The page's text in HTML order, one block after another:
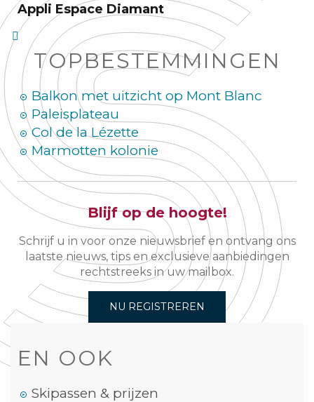
Appli Espace Diamant
TOPBESTEMMINGEN
Balkon met uitzicht op Mont Blanc
Paleisplateau
Col de la Lézette
Marmotten kolonie
Blijf op de hoogte!
Schrijf u in voor onze nieuwsbrief en ontvang ons
laatste nieuws, tips en exclusieve aanbiedingen
rechtstreeks in uw mailbox.
NU REGISTREREN
EN OOK
Skipassen & prijzen